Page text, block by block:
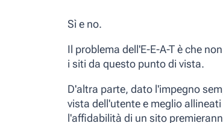
Sì e no.
Il problema dell'E-E-A-T è che
i siti da questo punto di vista.
D'altra parte, dato l'impegno
vista dell'utente e meglio
l'affidabilità di un sito